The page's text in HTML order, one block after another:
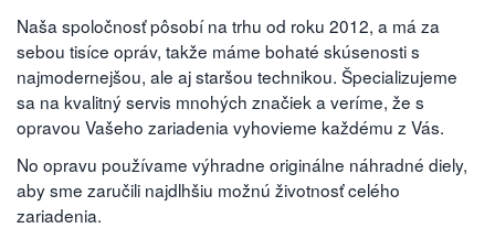
Naša spoločnosť pôsobí na trhu od roku 2012, a má za
sebou tisíce opráv, takže máme bohaté skúsenosti s
najmodernejšou, ale aj staršou technikou. Špecializujeme
sa na kvalitný servis mnohých značiek a veríme, že s
opravou Vašeho zariadenia vyhovieme každému z Vás.
No opravu používame výhradne originálne náhradné diely,
aby sme zaručili najdlhšiu možnú životnosť celého
zariadenia.